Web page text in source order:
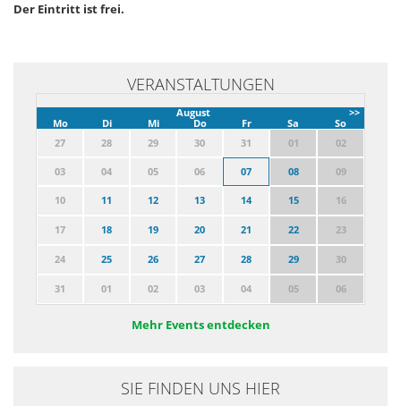
Der Eintritt ist frei.
VERANSTALTUNGEN
>>
August
Mo
Di Mi Do Fr Sa
So
27
28 29 30 31 01 02
03 04 05 06 07 08 09
10 11 12 13 14 15 16
17 18 19 20 21 22 23
24 25 26 27 28 29 30
31 01 02 03 04 05 06
Mehr Events entdecken
SIE FINDEN UNS HIER